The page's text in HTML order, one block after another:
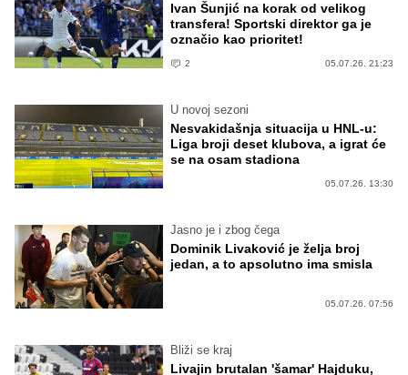
Ivan Šunjić na korak od velikog
transfera! Sportski direktor ga je
označio kao prioritet!
2 05.07.26. 21:23
U novoj sezoni
Nesvakidašnja situacija u HNL-u:
Liga broji deset klubova, a igrat će
se na osam stadiona
05.07.26. 13:30
Jasno je i zbog čega
Dominik Livaković je želja broj
jedan, a to apsolutno ima smisla
05.07.26. 07:56
Bliži se kraj
Livajin brutalan 'šamar' Hajduku,